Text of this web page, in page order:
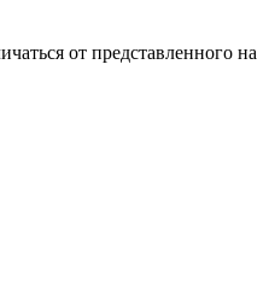
от представленного на